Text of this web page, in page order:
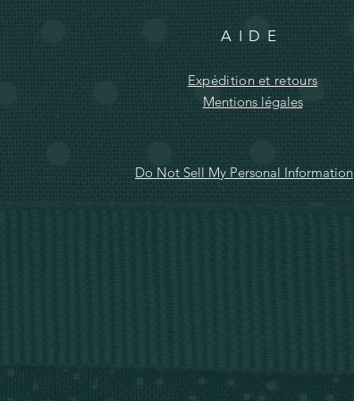
AIDE
Expédition et retours
Mentions légales
Do Not Sell My Personal Information